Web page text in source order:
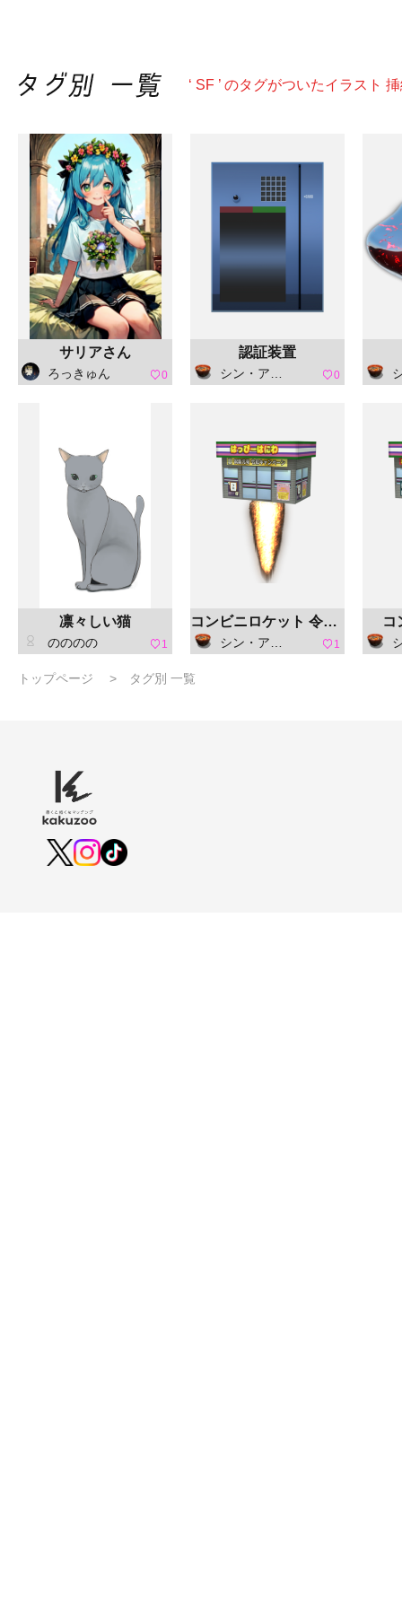
‘ SF ’ のタグがついたイラスト
サリアさん
ろっきゅん 0
認証装置
シン・アスカセラ 0 シ
凛々しい猫
のののの 1
コンビニロケット 令和タイプ
シン・アスカセラ 1
コ
シ
トップページ タグ別 一覧